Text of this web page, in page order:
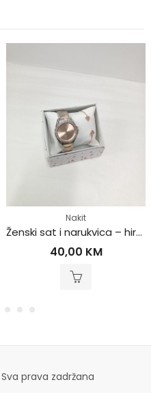
Nakit
Ženski sat i narukvica – hirurški čelik
40,00 KM
prava zadržana